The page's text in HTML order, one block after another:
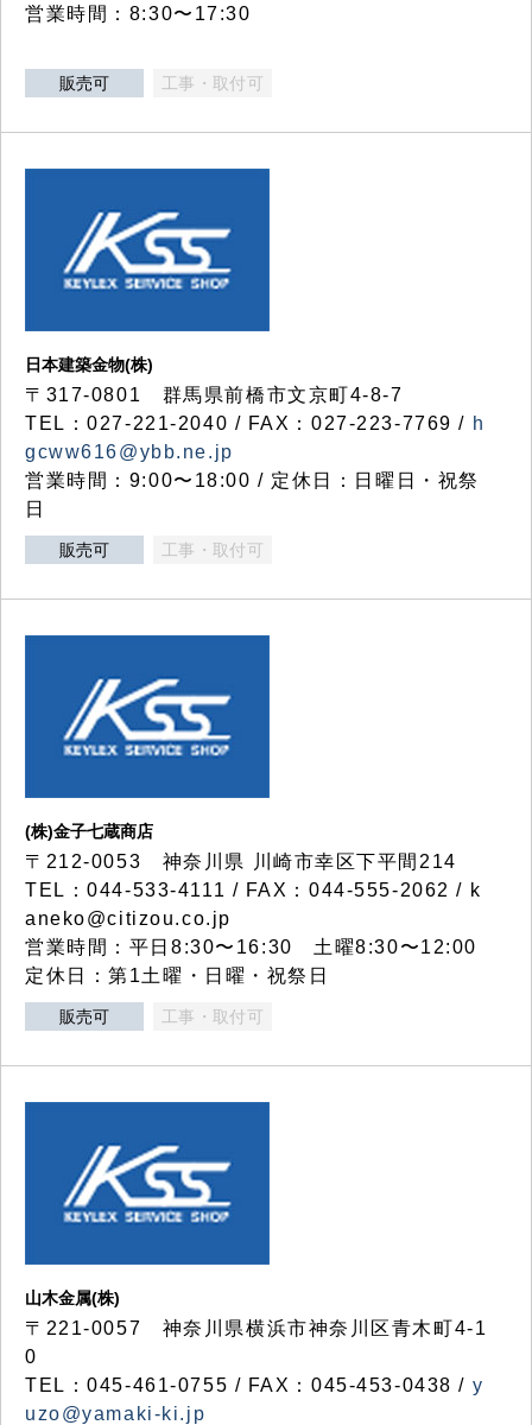
営業時間：8:30〜17:30
販売可 工事・取付可
日本建築金物(株)
〒317‐0801 群馬県前橋市文京町4-8-7
TEL：027-221-2040 / FAX：027-223-7769 / h
gcww616@ybb.ne.jp
営業時間：9:00〜18:00 / 定休日：日曜日・祝祭
日
販売可 工事・取付可
(株)金子七蔵商店
〒212-0053 神奈川県 川崎市幸区下平間214
TEL：044-533-4111 / FAX：044-555-2062 / k
aneko@citizou.co.jp
営業時間：平日8:30〜16:30 土曜8:30〜12:00
定休日：第1土曜・日曜・祝祭日
販売可 工事・取付可
山木金属(株)
〒221-0057 神奈川県横浜市神奈川区青木町4-1
0
TEL：045-461-0755 / FAX：045-453-0438 / y
uzo@yamaki-ki.jp